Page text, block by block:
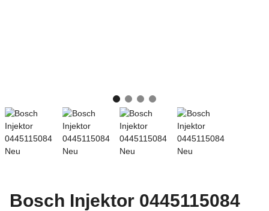
Bosch Injektor 0445115084